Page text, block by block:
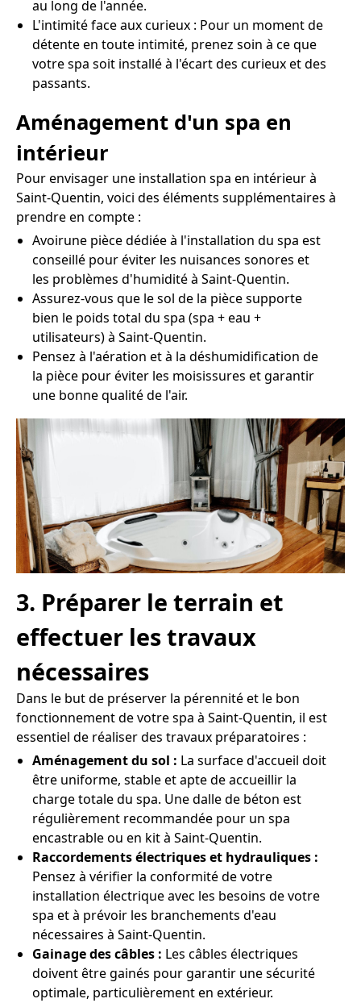
au long de l'année.
L'intimité face aux curieux : Pour un moment de
détente en toute intimité, prenez soin à ce que
votre spa soit installé à l'écart des curieux et des
passants.
Aménagement d'un spa en
intérieur
Pour envisager une installation spa en intérieur à
Saint-Quentin, voici des éléments supplémentaires à
prendre en compte :
Avoirune pièce dédiée à l'installation du spa est
conseillé pour éviter les nuisances sonores et
les problèmes d'humidité à Saint-Quentin.
Assurez-vous que le sol de la pièce supporte
bien le poids total du spa (spa + eau +
utilisateurs) à Saint-Quentin.
Pensez à l'aération et à la déshumidification de
la pièce pour éviter les moisissures et garantir
une bonne qualité de l'air.
3. Préparer le terrain et
effectuer les travaux
nécessaires
Dans le but de préserver la pérennité et le bon
fonctionnement de votre spa à Saint-Quentin, il est
essentiel de réaliser des travaux préparatoires :
Aménagement du sol : La surface d'accueil doit
être uniforme, stable et apte de accueillir la
charge totale du spa. Une dalle de béton est
régulièrement recommandée pour un spa
encastrable ou en kit à Saint-Quentin.
Raccordements électriques et hydrauliques :
Pensez à vérifier la conformité de votre
installation électrique avec les besoins de votre
spa et à prévoir les branchements d'eau
nécessaires à Saint-Quentin.
Gainage des câbles : Les câbles électriques
doivent être gainés pour garantir une sécurité
optimale, particulièrement en extérieur.